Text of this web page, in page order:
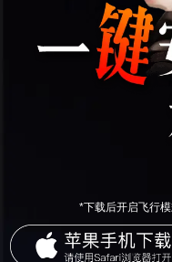
*下载后开启飞行